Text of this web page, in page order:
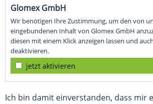
Glomex GmbH
Wir benötigen Ihre Zustimmung, um den von
eingebundenen Inhalt von Glomex GmbH
diesen mit einem Klick anzeigen lassen und
deaktivieren.
jetzt aktivieren
Ich bin damit einverstanden, dass mir